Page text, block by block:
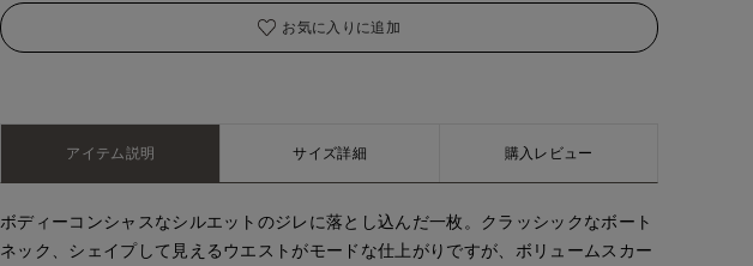
お気に入りに追加
アイテム説明 サイズ詳細 購入レビュー
ボディーコンシャスなシルエットのジレに落とし込んだ一枚。クラッシックなボート
ネック、シェイプして見えるウエストがモードな仕上がりですが、ボリュームスカー